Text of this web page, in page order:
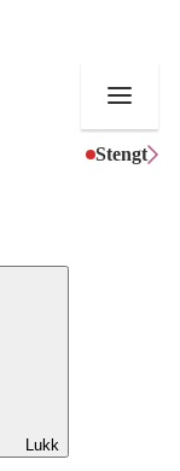
Stengt
Lukk